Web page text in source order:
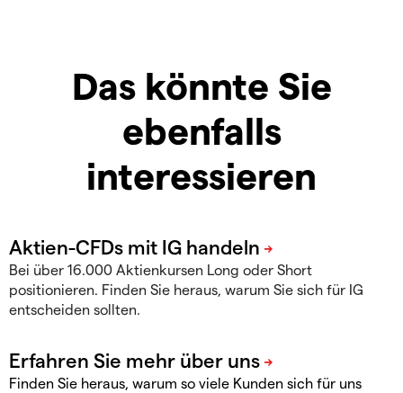
Das könnte Sie
ebenfalls
interessieren
Bei über 16.000 Aktienkursen Long oder Short
positionieren. Finden Sie heraus, warum Sie sich für IG
entscheiden sollten.
Finden Sie heraus, warum so viele Kunden sich für uns